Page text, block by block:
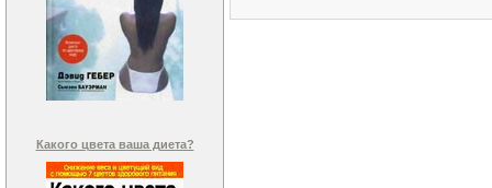
Какого цвета ваша диета?